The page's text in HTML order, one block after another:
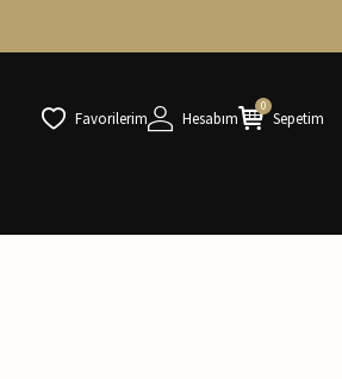
Favorilerim Hesabım
0
Sepetim